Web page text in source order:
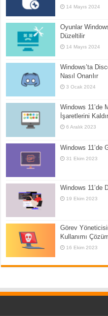
14 Mayıs 2024
Oyunlar
Düzeltilir
14 Mayıs 2024
Windows’ta
Nasıl Onarılır
3 Ocak 2024
Windows 11’de
İşaretlerini
6 Aralık 2023
Windows 11’de
31 Ekim 2023
Windows 11’de
19 Ekim 2023
Görev
Kullanımı
16 Ekim 2023